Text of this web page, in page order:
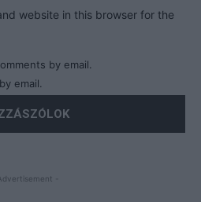
website in this browser for the
by email.
email.
-